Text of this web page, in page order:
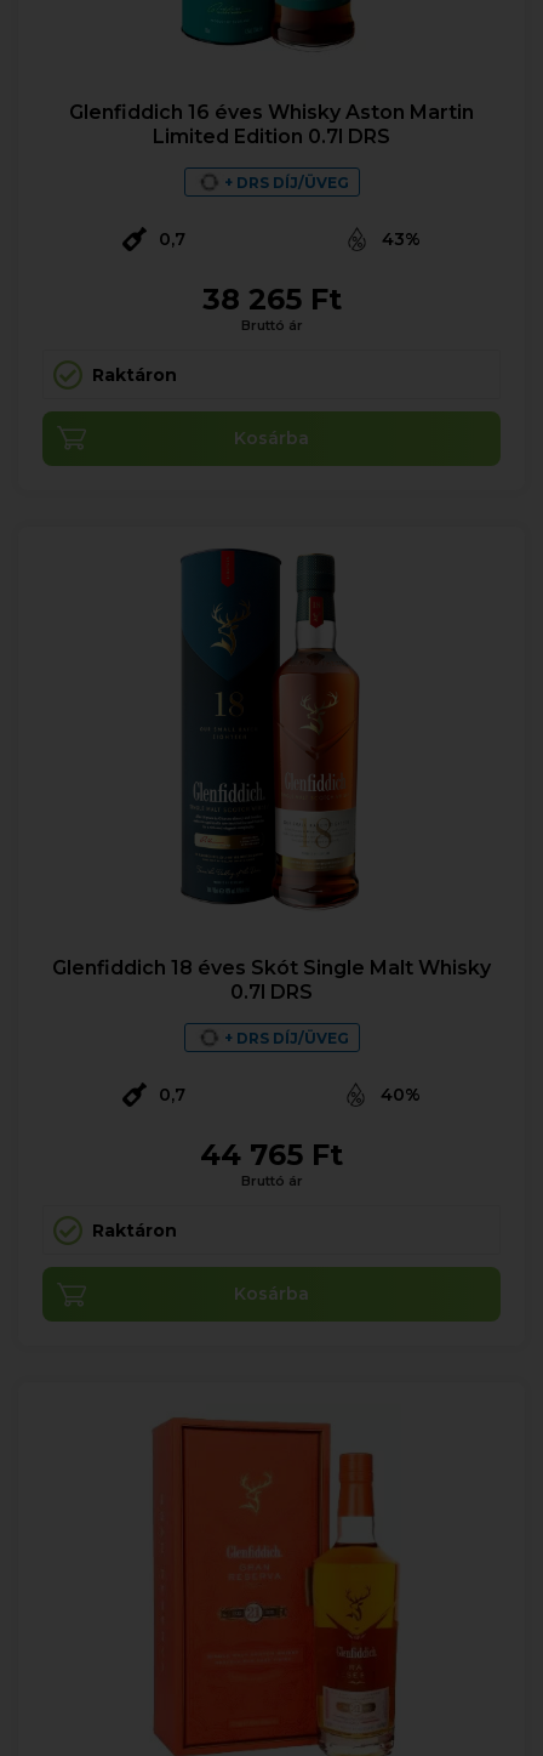
Glenfiddich 16 éves Whisky Aston Martin
Limited Edition 0.7l DRS
+ DRS DÍJ/ÜVEG
0,7 43%
38 265 Ft
Bruttó ár
Raktáron
Kosárba
Glenfiddich 18 éves Skót Single Malt Whisky
0.7l DRS
+ DRS DÍJ/ÜVEG
0,7 40%
44 765 Ft
Bruttó ár
Raktáron
Kosárba